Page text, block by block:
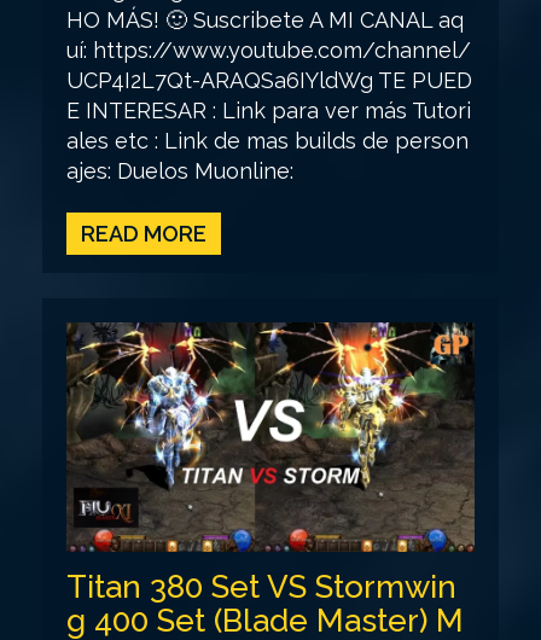
HO MÁS! 🙂 Suscribete A MI CANAL aq
uí: https://www.youtube.com/channel/
UCP4I2L7Qt-ARAQSa6IYldWg TE PUED
E INTERESAR : Link para ver más Tutori
ales etc : Link de mas builds de person
ajes: Duelos Muonline:
READ MORE
Titan 380 Set VS Stormwin
g 400 Set (Blade Master) M